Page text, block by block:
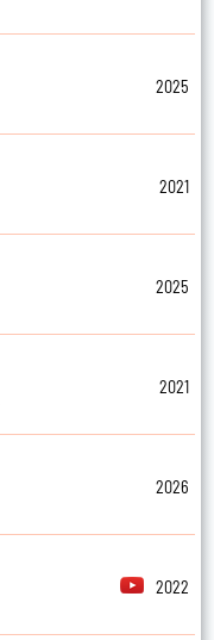
2025
2021
2025
2021
2026
2022